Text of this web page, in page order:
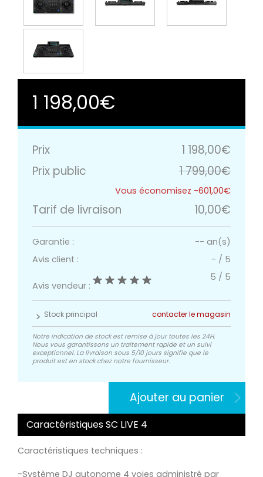
1 198,00€
Prix
1 198,00€
Prix public
1 799,00€
-601,00€
Tarif de livraison 10,00€
Garantie :
-- an(s)
Avis client :
- / 5
Avis vendeur :
5 / 5
Stock principal contacter le magasin
Notre indication de stock est remise à jour toutes les 24H.
Nous vous garantissons un traitement rapide et un suivi
exceptionnel. La livraison sous 5/10 jours signifie que le
produit est en stock chez notre fournisseur.
Ajouter au panier
Caractéristiques SC LIVE 4
Caractéristiques techniques :
-Système DJ autonome 4 voies administré par